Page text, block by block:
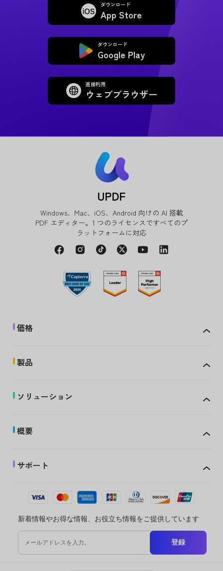
ダウンロード
App Store
ダウンロード
Google Play
直接利用
ウェブブラウザー
UPDF
Windows、Mac、iOS、Android 向けの AI 搭載
PDF エディター。1 つのライセンスですべてのプ
ラットフォームに対応
価格
製品
ソリューション
概要
サポート
新着情報やお得な情報、お役立ち情報をご提供しています
登録